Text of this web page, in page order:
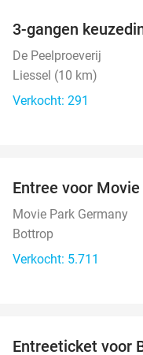
3-gangen
De Peelproeverij
Liessel (10 km)
Verkocht: 291
Entree voor
Movie Park Germany
Bottrop
Verkocht: 5.711
Entreeticket voor